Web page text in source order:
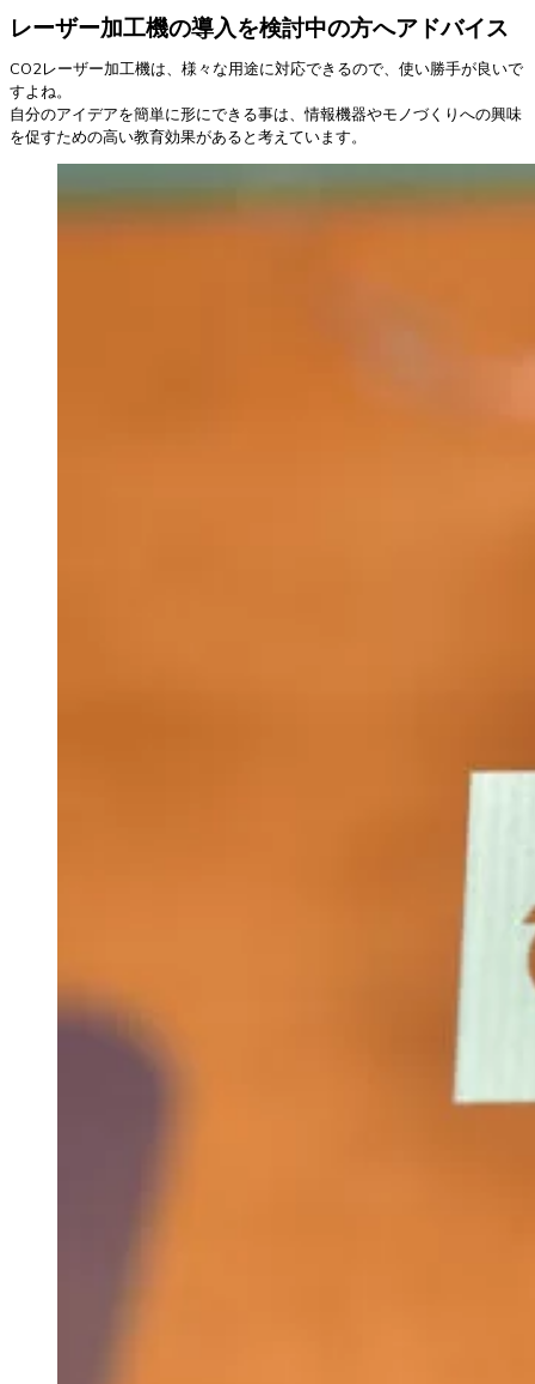
レーザー加工機の導入を検討中の方へアドバイス
CO2レーザー加工機は、様々な用途に対応できるので、使い勝手が良いで
すよね。
自分のアイデアを簡単に形にできる事は、情報機器やモノづくりへの興味
を促すための高い教育効果があると考えています。